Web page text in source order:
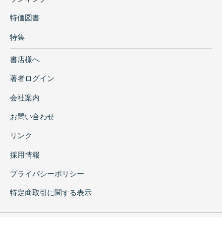
特価図書
特集
書店様へ
著者ログイン
会社案内
お問い合わせ
リンク
採用情報
プライバシーポリシー
特定商取引に関する表示